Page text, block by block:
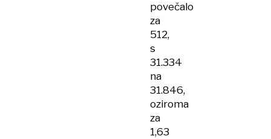
povečalo
za
512,
s
31.334
na
31.846,
oziroma
za
1,63